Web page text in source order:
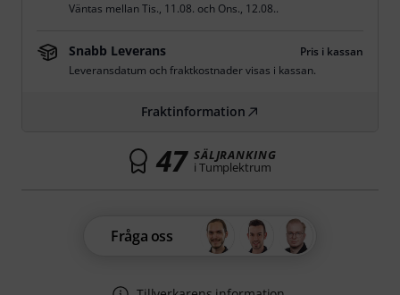
Väntas mellanTis., 11.08. och Ons., 12.08..
Snabb Leverans
Pris i kassan
Leveransdatum och fraktkostnader visas i kassan.
Fraktinformation
47 SÄLJRANKING
i Tumplektrum
Fråga oss